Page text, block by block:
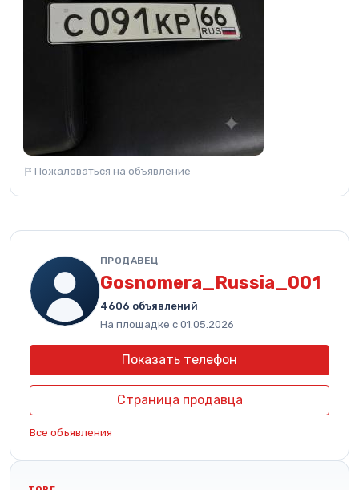
Пожаловаться на объявление
ПРОДАВЕЦ
Gosnomera_Russia_001
4606 объявлений
На площадке с 01.05.2026
Показать телефон
Страница продавца
Все объявления